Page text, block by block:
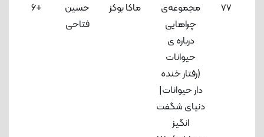
77
مجموعه‌ی
چراهایی
درباره ی
حیوانات
(رفتار خنده
دار حیوانات|
دنیای شگفت
انگیز
ماکا بوکز
حسین
فتاحی
+6